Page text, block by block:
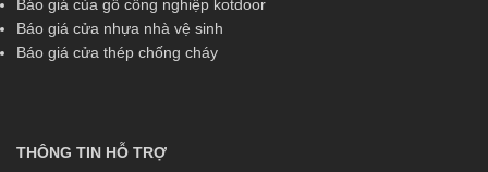
Báo giá của gỗ công nghiệp kotdoor
Báo giá cửa nhựa nhà vệ sinh
Báo giá cửa thép chống cháy
THÔNG TIN HỖ TRỢ